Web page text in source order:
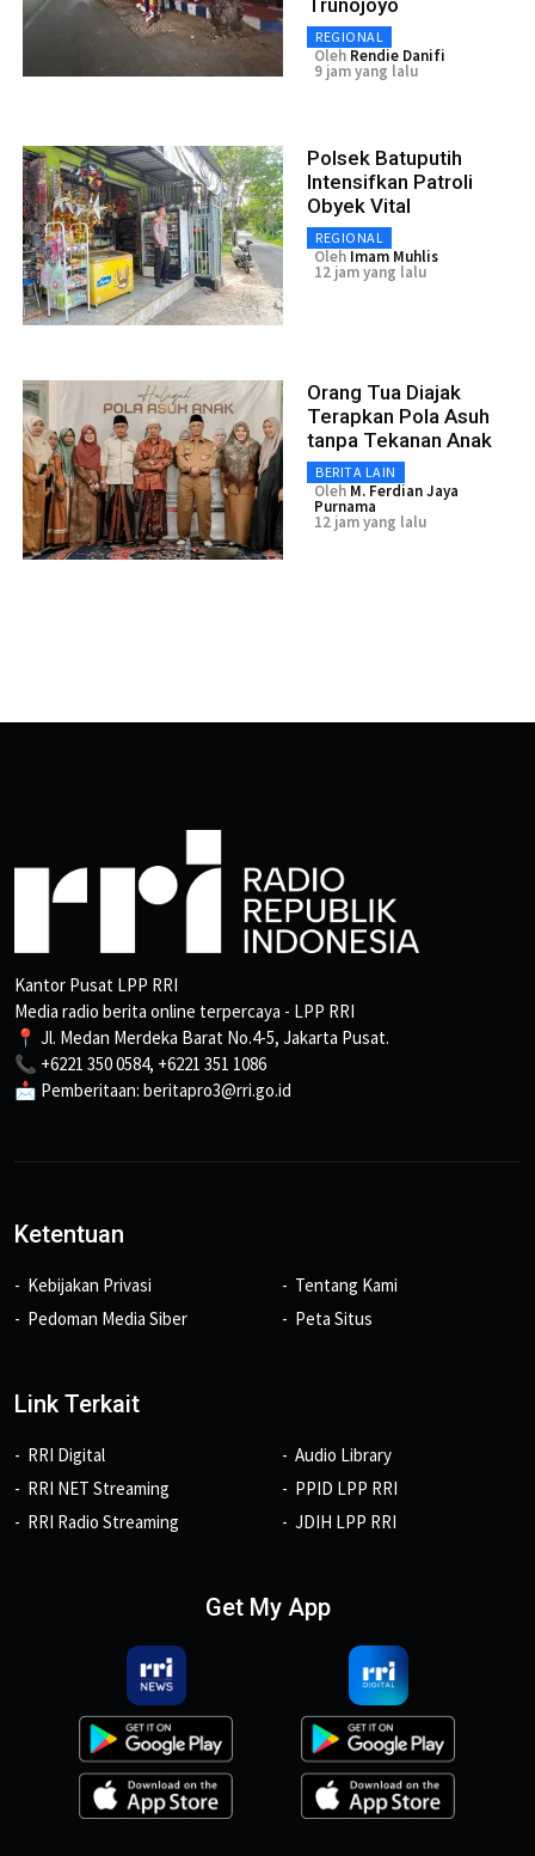
REGIONAL
Oleh Rendie Danifi
9 jam yang lalu
Polsek Batuputih
Intensifkan Patroli
Obyek Vital
REGIONAL
Oleh Imam Muhlis
12 jam yang lalu
Orang Tua Diajak
Terapkan Pola Asuh
tanpa Tekanan Anak
BERITA LAIN
Oleh M. Ferdian Jaya
Purnama
12 jam yang lalu
Kantor Pusat LPP RRI
Media radio berita online terpercaya - LPP RRI
📍 Jl. Medan Merdeka Barat No.4-5, Jakarta Pusat.
📞 +6221 350 0584, +6221 351 1086
📩 Pemberitaan: beritapro3@rri.go.id
Ketentuan
Kebijakan Privasi
Pedoman Media Siber
Tentang Kami
Peta Situs
Link Terkait
RRI Digital
RRI NET Streaming
RRI Radio Streaming
Audio Library
PPID LPP RRI
JDIH LPP RRI
Get My App